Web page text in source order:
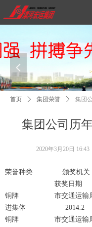
넳
集团公司历
首页 ꄲ 集团荣誉 ꄲ 集团
荣誉种类
获奖日期
铜牌 市交通运输局
进集体 2014.2
铜牌 市交通运输局
2020年3月20日 16:43